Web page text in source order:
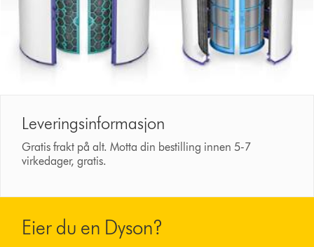
Leveringsinformasjon
Gratis frakt på alt. Motta din bestilling innen 5-7
virkedager, gratis.
Eier du en Dyson?